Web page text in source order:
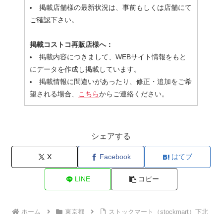
掲載店舗様の最新状況は、事前もしくは店舗にて
ご確認下さい。
掲載コストコ再販店様へ：
掲載内容につきまして、WEBサイト情報をもと
にデータを作成し掲載しています。
掲載情報に間違いがあったり、修正・追加をご希
望される場合、 こちらからご連絡ください。
シェアする
X Facebook はてブ
LINE コピー
ホーム 東京都 ストックマート（stockmart）下北